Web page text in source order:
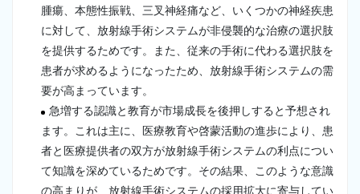
腫瘍、本態性振戦、三叉神経痛など、いくつかの神経疾患
に対して、放射線手術システムが非侵襲的な治療の選択肢
を提供するためです。また、従来の手術に代わる選択肢を
患者が求めるようになったため、放射線手術システムの需
要が高まっています。
急増する認識と教育が市場成長を後押しすると予想され
ます。これは主に、医療教育や啓蒙活動の進歩により、患
者と医療提供者の双方が放射線手術システムの利点につい
て知識を深めているためです。その結果、このような意識
の高まりが、放射線手術システムの採用拡大に寄与してい